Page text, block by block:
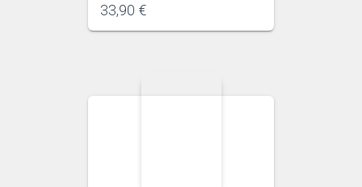
33,90 €